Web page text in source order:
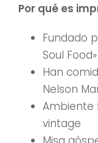
Por qué es
Fundado
Soul Food»
Han
Nelson
Ambiente
vintage